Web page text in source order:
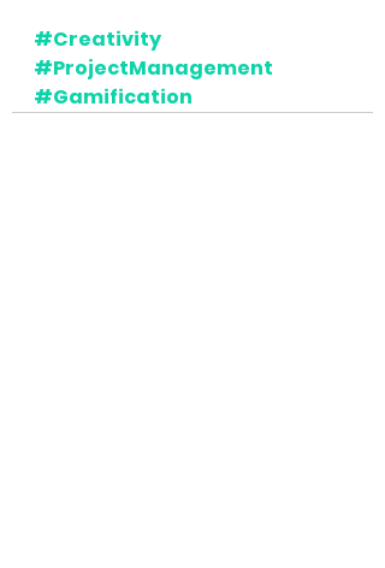
#Creativity
#ProjectManagement
#Gamification